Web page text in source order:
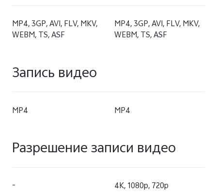
MP4, 3GP, AVI, FLV, MKV,
WEBM, TS, ASF
MP4, 3GP, AVI, FLV, MKV,
WEBM, TS, ASF
Запись видео
MP4 MP4
Разрешение записи видео
- 4K, 1080p, 720p